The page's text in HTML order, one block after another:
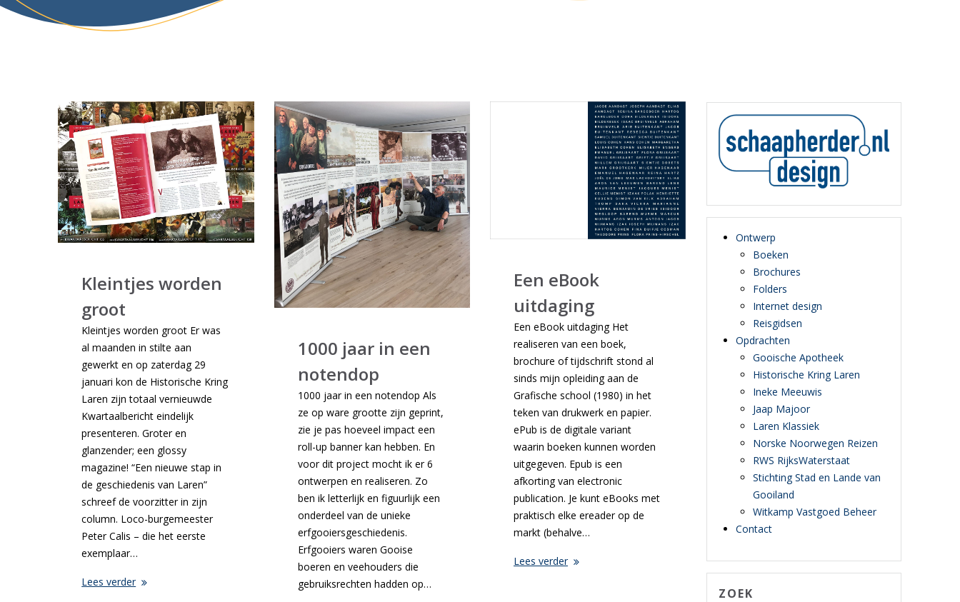
Kleintjes worden
groot
Kleintjes worden groot Er was
al maanden in stilte aan
gewerkt en op zaterdag 29
januari kon de Historische Kring
Laren zijn totaal vernieuwde
Kwartaalbericht eindelijk
presenteren. Groter en
glanzender; een glossy
magazine! “Een nieuwe stap in
de geschiedenis van Laren”
schreef de voorzitter in zijn
column. Loco-burgemeester
Peter Calis – die het eerste
exemplaar…
Lees verder
1000 jaar in een
notendop
1000 jaar in een notendop Als
ze op ware grootte zijn geprint,
zie je pas hoeveel impact een
roll-up banner kan hebben. En
voor dit project mocht ik er 6
ontwerpen en realiseren. Zo
ben ik letterlijk en figuurlijk een
onderdeel van de unieke
erfgooiersgeschiedenis.
Erfgooiers waren Gooise
boeren en veehouders die
gebruiksrechten hadden op…
Een eBook
uitdaging
Een eBook uitdaging Het
realiseren van een boek,
brochure of tijdschrift stond al
sinds mijn opleiding aan de
Grafische school (1980) in het
teken van drukwerk en papier.
ePub is de digitale variant
waarin boeken kunnen worden
uitgegeven. Epub is een
afkorting van electronic
publication. Je kunt eBooks met
praktisch elke ereader op de
markt (behalve…
Lees verder
Ontwerp
Boeken
Brochures
Folders
Internet design
Reisgidsen
Opdrachten
Gooische Apotheek
Historische Kring Laren
Ineke Meeuwis
Jaap Majoor
Laren Klassiek
Norske Noorwegen Reizen
RWS RijksWaterstaat
Stichting Stad en Lande van
Gooiland
Witkamp Vastgoed Beheer
Contact
ZOEK